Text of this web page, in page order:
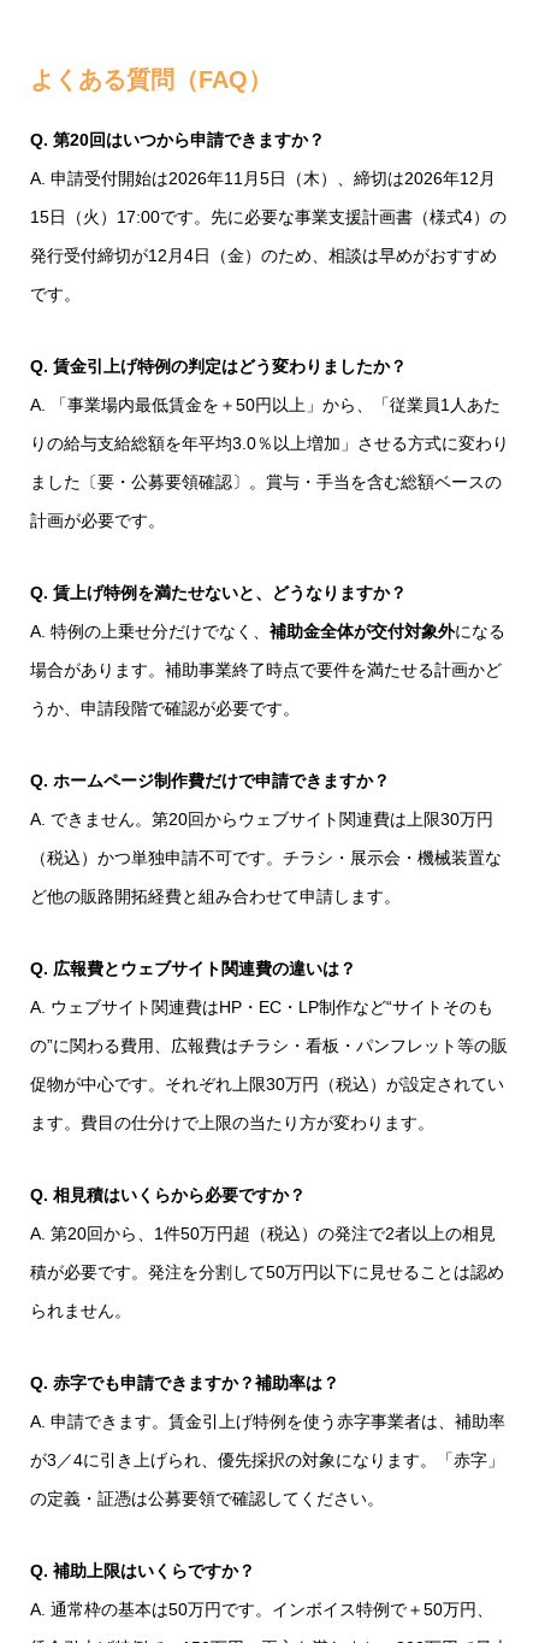
よくある質問（FAQ）
Q. 第20回はいつから申請できますか？
A. 申請受付開始は2026年11月5日（木）、締切は2026年12月
15日（火）17:00です。先に必要な事業支援計画書（様式4）の
発行受付締切が12月4日（金）のため、相談は早めがおすすめ
です。
Q. 賃金引上げ特例の判定はどう変わりましたか？
A. 「事業場内最低賃金を＋50円以上」から、「従業員1人あた
りの給与支給総額を年平均3.0％以上増加」させる方式に変わり
ました〔要・公募要領確認〕。賞与・手当を含む総額ベースの
計画が必要です。
Q. 賃上げ特例を満たせないと、どうなりますか？
A. 特例の上乗せ分だけでなく、 補助金全体が交付対象外になる
場合があります。補助事業終了時点で要件を満たせる計画かど
うか、申請段階で確認が必要です。
Q. ホームページ制作費だけで申請できますか？
A. できません。第20回からウェブサイト関連費は上限30万円
（税込）かつ単独申請不可です。チラシ・展示会・機械装置な
ど他の販路開拓経費と組み合わせて申請します。
Q. 広報費とウェブサイト関連費の違いは？
A. ウェブサイト関連費はHP・EC・LP制作など“サイトそのも
の”に関わる費用、広報費はチラシ・看板・パンフレット等の販
促物が中心です。それぞれ上限30万円（税込）が設定されてい
ます。費目の仕分けで上限の当たり方が変わります。
Q. 相見積はいくらから必要ですか？
A. 第20回から、1件50万円超（税込）の発注で2者以上の相見
積が必要です。発注を分割して50万円以下に見せることは認め
られません。
Q. 赤字でも申請できますか？補助率は？
A. 申請できます。賃金引上げ特例を使う赤字事業者は、補助率
が3／4に引き上げられ、優先採択の対象になります。「赤字」
の定義・証憑は公募要領で確認してください。
Q. 補助上限はいくらですか？
A. 通常枠の基本は50万円です。インボイス特例で＋50万円、